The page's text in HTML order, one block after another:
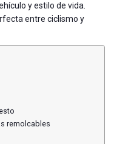
y estilo de vida.
entre ciclismo y
remolcables